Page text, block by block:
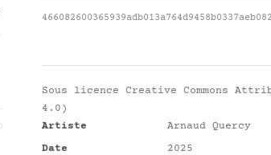
Sous licence Creative Commons
4.0)
Artiste
Arnaud Quercy
Date
2025